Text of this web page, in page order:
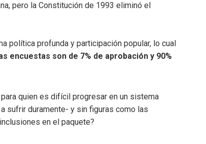
pero la Constitución de 1993 eliminó el
política profunda y participación popular, lo cual
encuestas son de 7% de aprobación y 90%
quien es difícil progresar en un sistema
sufrir duramente- y sin figuras como las
en el paquete?